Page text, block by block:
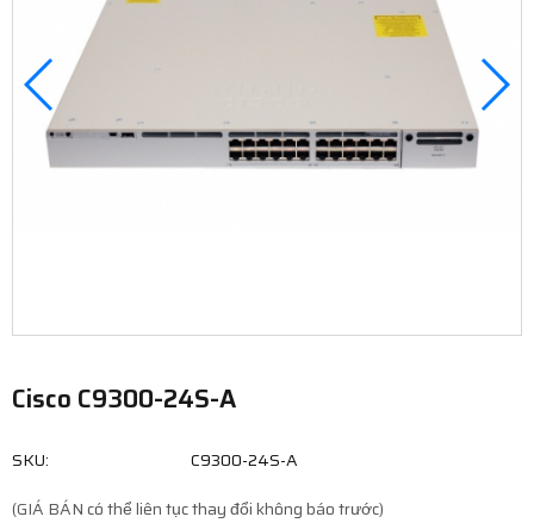
Cisco C9300-24S-A
SKU:
C9300-24S-A
(GIÁ BÁN có thể liên tục thay đổi không báo trước)